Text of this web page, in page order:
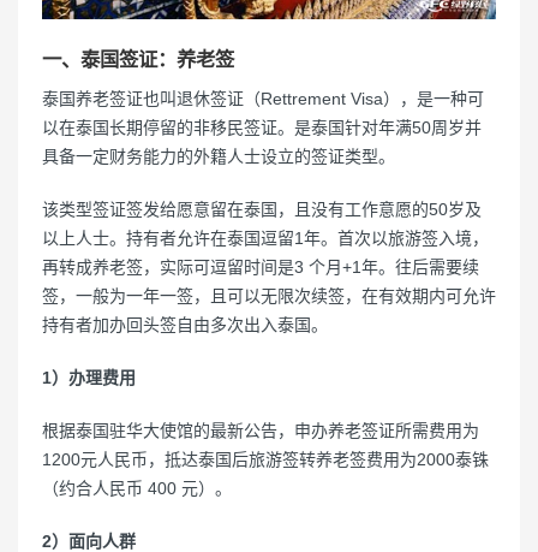
一、泰国签证：养老签
泰国养老签证也叫退休签证（Rettrement Visa），是一种可
以在泰国长期停留的非移民签证。是泰国针对年满50周岁并
具备一定财务能力的外籍人士设立的签证类型。
该类型签证签发给愿意留在泰国，且没有工作意愿的50岁及
以上人士。持有者允许在泰国逗留1年。首次以旅游签入境，
再转成养老签，实际可逗留时间是3 个月+1年。往后需要续
签，一般为一年一签，且可以无限次续签，在有效期内可允许
持有者加办回头签自由多次出入泰国。
1）办理费用
根据泰国驻华大使馆的最新公告，申办养老签证所需费用为
1200元人民币，抵达泰国后旅游签转养老签费用为2000泰铢
（约合人民币 400 元）。
2）面向人群